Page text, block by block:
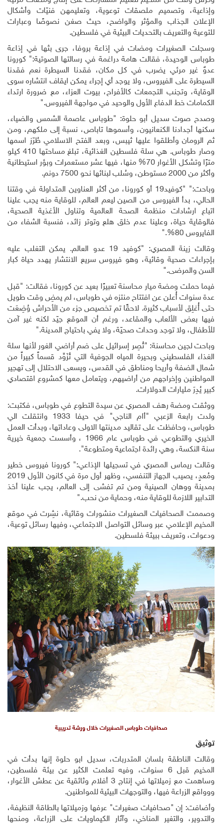
وإذاعية، وتصميم ملصقات توعوية، وتعليمهن فنيّات وأشكال
الإعلان الجذاب والمؤثر والواضح، حيث صغن نصوصًا وعبارات
للتوعية والتعريف بالتحديات البيئية في فلسطين.
وسجلت الصغيرات ومضات في إذاعة بروفا، جرى بثها في إذاعة
طوباس الوحيدة، فقالت هامة دراغمة في رسالتها الصوتية:" كورونا
عدوٌ غير مرئي يضرب في كل مكان، فقدنا السيطرة نعم فقدنا
السيطرة على الفيروس، ولا يوجد أي إجراء يمكن ايقاف انتشاره سوى
الوقاية، وتجنب التجمعات كالأفراح، بيوت العزاء، مع ضرورة ارتداء
الكمامات خط الدفاع الأول والوحيد في مواجهة الفيروس."
وصدح صوت سديل أبو حلوة: "طوباس عاصمة الشمس والضياء،
سكنها أجدادنا الكنعانيون، وأسموها تاباص، نسبة إلى ملكهم، ومن
ثم الرومان وأطلقوا عليها ثيبس، وبعد الفتح الاسلامي طُرّز اسمها
وصار طوباس. هي سلة فلسطين الغذائية، تبلغ مساحتها 410 كيلو
مترًا وتشكل الأغوار 70% منها، فيها عشر مستعمرات وبؤر استيطانية
وأكثر من 2000 مستوطن، وسُلب لبنائها نحو 7500 دونم.
وباحت:" "
كوفيد19 أو كورونا، من أكثر العناوين المتداولة في وقتنا
الحالي، بدأ الفيروس من الصين ليعم العالم، للوقاية منه يجب علينا
اتباع ارشادات منظمة الصحة العالمية وتناول الأغذية الصحية،
فالوقاية حياة، وعلينا عدم خلق هلع وتوتر زائد، فنسبة الشفاء من
الفايروس 80
%
."
وقالت زينة المصري: "كوفيد 19 عدو العالم. يمكن التغلب عليه
بإجراءات صحية وقائية، وهو فيروس سريع الانتشار يهدد حياة كبار
السن والمرضى."
فيما حملت ومضة ميار محاسنة تعبيرًا بعيد عن كورونا، فقالت: "قبل
عدة سنوات أُعلن عن افتتاح منتزه في طوباس، لم يمضِ وقت طويل
حتى أُغلِق لأسباب كثيرة. لاحقًا تم تخصيص جزء من الأحراش وُضِعَت
فيها بعض الألعاب والمقاعد، ورغم أن الموقع جيّد لكنه غير آمن
للأطفال، ولا توجد وحدات صحيّة، ولا يفي باحتياج المدينة."
وباحت لجين محاسنة: "تُصِر إسرائيل على ضم أراضي الغور لأنها سلة
الغذاء الفلسطيني وبحيرة المياه الجوفية التي تُزَوِّد قسماً كبيراً من
شمال الضفة وأريحا ومناطق في القدس، ويسعى الاحتلال إلى تهجير
المواطنين وإخراجهم من أراضيهم، ويتعامل معها كمشروع اقتصادي
كبير يُدِرَ مليارات الدولارات.
ووثقت ومضة رهف المصري عن سيدة التطوع في طوباس، فكتبت:
ولدت رابعة الزعبي "أام الناجي" في حيفا 1933 وانتقلت الي
طوباس، وحافظت على تقاليد مدينتها الاولى وعاداتها، وبدأت العمل
الخيري والتطوعي في طوباس عام 1966 ، وأسست جمعية خيرية
سنة النكسة، وهي رائدة اجتماعية ومتطوعة".
وقالت ريماس المصري في تسجيلها الإذاعي:" كورونا فيروس خطير
ومُعدٍ، يصيب الجهاز التنفسي، وظهر أول مرة في كانون الأول 2019
بمدينة ووهان الصينية ومن تم تفشى إلى العالم، يجب علينا أخذ
التدابير اللازمة للوقاية منه، وحماية من نحب."
وصممت الصحافيات الصغيرات منشورات وقائية، نشِرت في موقع
المخيم الإعلامي عبر وسائل التواصل الاجتماعي، وفيها رسائل توعية،
ودعوات، وتعريف ببيئة فلسطين.
صحافيات طوباس الصغيرات خلال ورشة تدريبية
توثيق
وقالت الناطقة بلسان المتدربات، سديل ابو حلوة إنها بدأت في
المخيم قبل 6 سنوات، وفيه تعلمت الكثير عن بيئة فلسطين،
وساهمت مع زميلاتها في إنتاج 3 أفلام وثائقية عن عطش الأغوار،
ووواقع الزراعة فيها، والتوجهات البيئية للمواطنين.
وأضافت: إن "صحافيات صغيرات" عرفها وزميلاتها بالطاقة النظيفة،
والتدوير، والتغير المناخي، وآثار الكيماويات على الزراعة، ومنحها